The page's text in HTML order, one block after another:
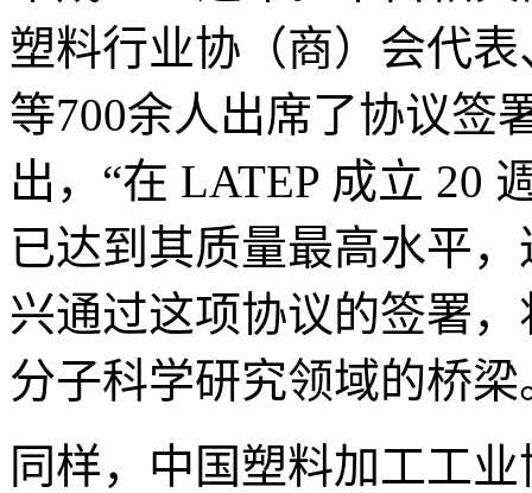
塑料行业协（商）会代
等700余人出席了协议签
出，“在 LATEP 成立 20
已达到其质量最高水平
兴通过这项协议的签署
分子科学研究领域的桥梁
同样，中国塑料加工工